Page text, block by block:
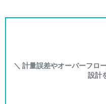
＼ 計量誤差やオーバーフロ
設計